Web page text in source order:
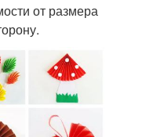
от размера